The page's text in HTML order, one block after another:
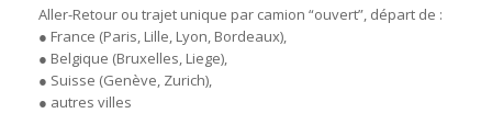
Aller-Retour ou trajet unique par camion “ouvert”, départ de :
● France (Paris, Lille, Lyon, Bordeaux),
● Belgique (Bruxelles, Liege),
● Suisse (Genève, Zurich),
● autres villes